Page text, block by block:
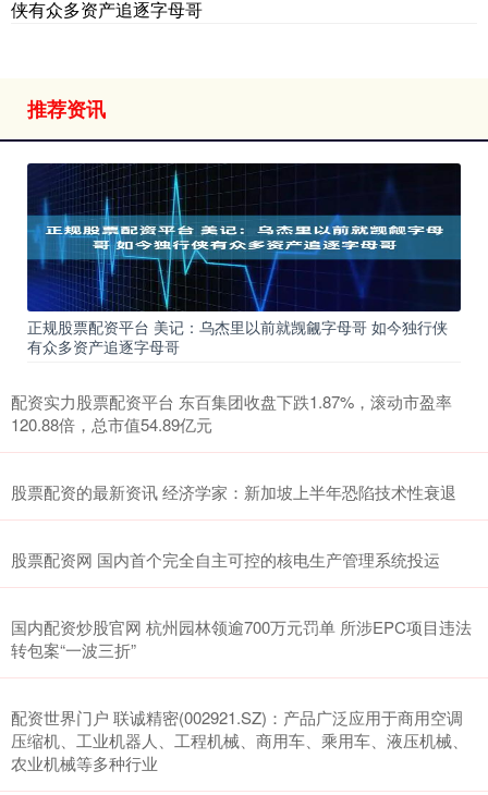
侠有众多资产追逐字母哥
推荐资讯
正规股票配资平台 美记：乌杰里以前就觊觎字母哥 如今独行侠
有众多资产追逐字母哥
配资实力股票配资平台 东百集团收盘下跌1.87%，滚动市盈率
120.88倍，总市值54.89亿元
股票配资的最新资讯 经济学家：新加坡上半年恐陷技术性衰退
股票配资网 国内首个完全自主可控的核电生产管理系统投运
国内配资炒股官网 杭州园林领逾700万元罚单 所涉EPC项目违法
转包案“一波三折”
配资世界门户 联诚精密(002921.SZ)：产品广泛应用于商用空调
压缩机、工业机器人、工程机械、商用车、乘用车、液压机械、
农业机械等多种行业